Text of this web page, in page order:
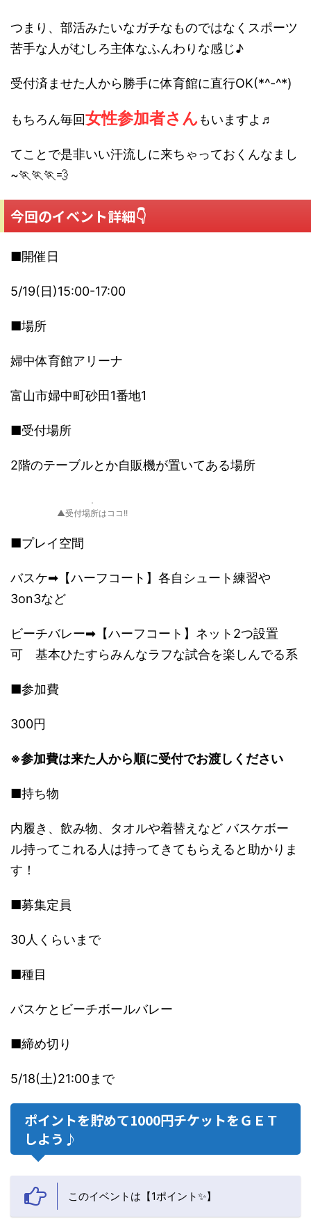
つまり、部活みたいなガチなものではなくスポーツ
苦手な人がむしろ主体なふんわりな感じ♪
受付済ませた人から勝手に体育館に直行OK(*^-^*)
もちろん毎回女性参加者さんもいますよ♬
てことで是非いい汗流しに来ちゃっておくんなまし
~🏃🏃🏃💨
今回のイベント詳細👇
■開催日
5/19(日)15:00-17:00
■場所
婦中体育館アリーナ
富山市婦中町砂田1番地1
■受付場所
2階のテーブルとか自販機が置いてある場所
▲受付場所はココ!!
■プレイ空間
バスケ➡【ハーフコート】各自シュート練習や
3on3など
ビーチバレー➡【ハーフコート】ネット2つ設置
可 基本ひたすらみんなラフな試合を楽しんでる系
■参加費
300円
※参加費は来た人から順に受付でお渡しください
■持ち物
内履き、飲み物、タオルや着替えなど バスケボー
ル持ってこれる人は持ってきてもらえると助かりま
す！
■募集定員
30人くらいまで
■種目
バスケとビーチボールバレー
■締め切り
5/18(土)21:00まで
ポイントを貯めて1000円チケットをＧＥＴ
しよう♪
このイベントは【1ポイント✨】